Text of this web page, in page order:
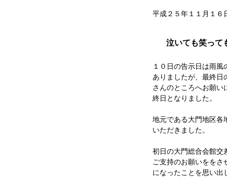
平成２５年１１月１６
泣いても笑って
１０日の告示日は雨
ありましたが、最終日
さんのところへお願い
終日となりました。
地元である大門地区各
いただきました。
初日の大門総合会館交
ご支持のお願いををさ
になったことを思い出